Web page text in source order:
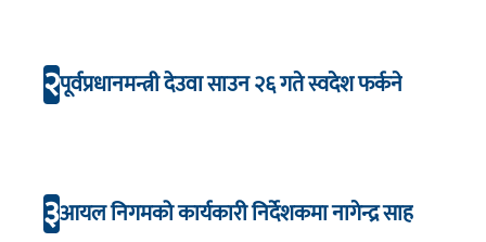
२पूर्वप्रधानमन्त्री देउवा साउन २६ गते स्वदेश फर्कने
३आयल निगमको कार्यकारी निर्देशकमा नागेन्द्र साह